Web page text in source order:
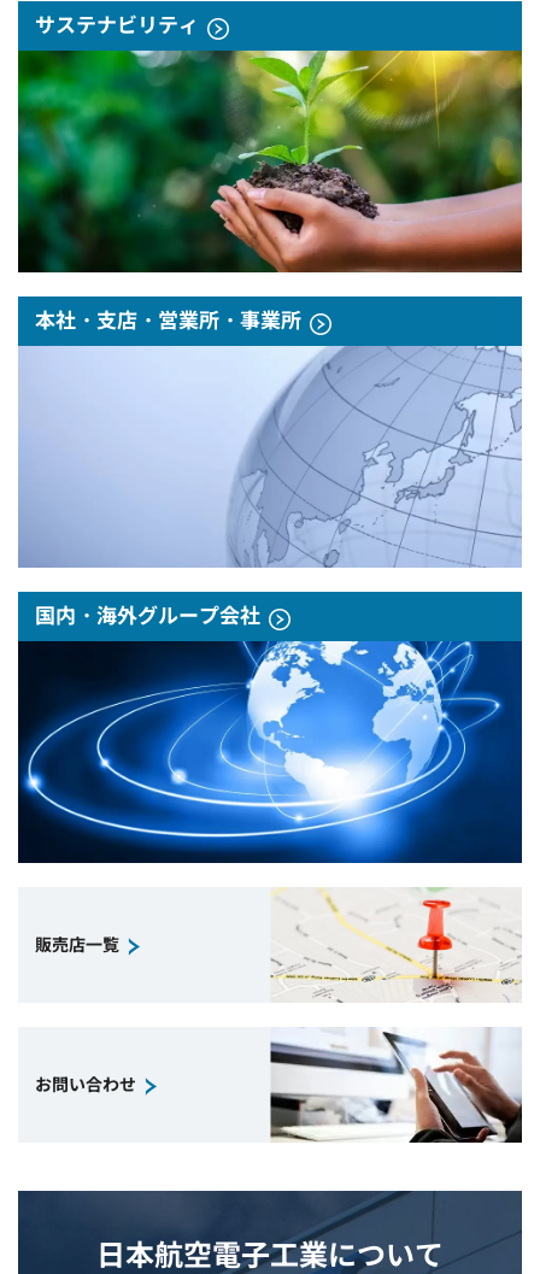
サステナビリティ
本社・支店・営業所・事業所
国内・海外グループ会社
販売店一覧
お問い合わせ
日本航空電子工業について